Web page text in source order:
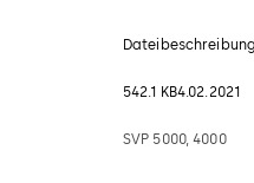
Dateibeschreibung
542.1 KB4.02.2021
SVP 5000, 4000